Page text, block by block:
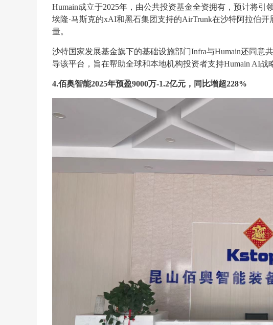
Humain成立于2025年，由公共投资基金全资拥有，预计将
埃隆·马斯克的xAI和黑石集团支持的AirTrunk在沙特阿拉伯
量。
沙特国家发展基金旗下的基础设施部门Infra与Humain还同
导该平台，旨在帮助全球和本地机构投资者支持Humain AI战
4.佰奥智能2025年预盈9000万-1.2亿元，同比增超228%